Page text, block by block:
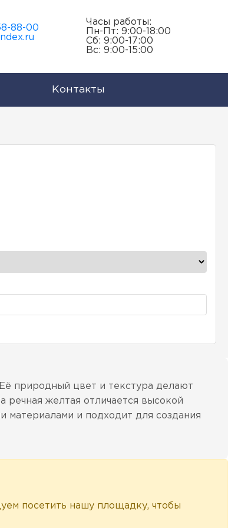
88-00
Часы работы:
Пн-Пт: 9:00-18:00
Сб: 9:00-17:00
Вс: 9:00-15:00
Контакты
природный цвет и текстура делают
желтая отличается высокой
материалами и подходит для создания
посетить нашу площадку, чтобы